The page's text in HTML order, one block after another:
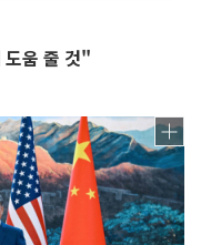
움 줄 것"